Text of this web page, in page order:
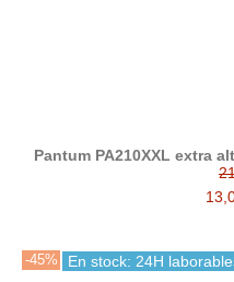
Pantum PA210XXL extra
-45% En stock: 24H